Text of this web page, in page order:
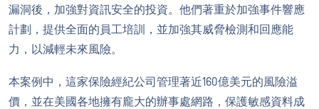
漏洞後，加強對資訊安全的投資。他們著重於加強事件響應
計劃，提供全面的員工培訓，並加強其威脅檢測和回應能
力，以減輕未來風險。
本案例中，這家保險經紀公司管理著近160億美元的風險溢
價，並在美國各地擁有龐大的辦事處網路，保護敏感資料成